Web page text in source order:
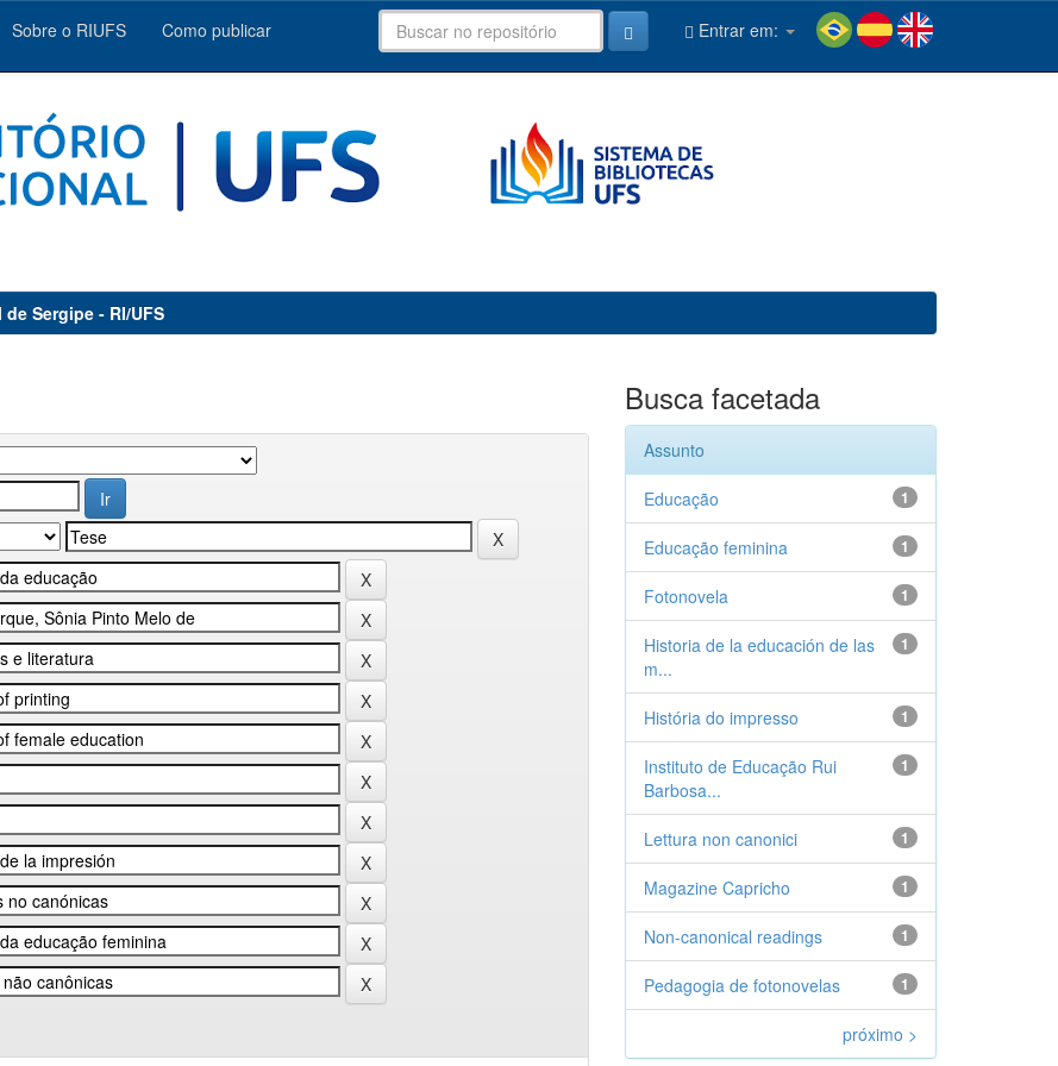
Sobre o RIUFS Como publicar Entrar em:
Sergipe - RI/UFS
Busca facetada
Assunto
1
Educação
1
Educação feminina
1
Fotonovela
1
Historia de la educación de las
m...
1
História do impresso
1
Instituto de Educação Rui
Barbosa...
1
Lettura non canonici
1
Magazine Capricho
1
Non-canonical readings
1
Pedagogia de fotonovelas
próximo >